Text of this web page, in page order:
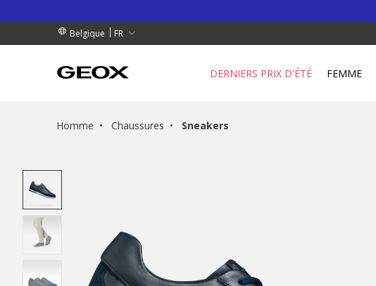
Belgique FR
DE PLUS DE 99.00 €
PROCHE DE CHEZ VOUS.
DE PLUS DE 99.00 €
DERNIERS PRIX D'ÉTÉ FEMME
Homme Chaussures Sneakers